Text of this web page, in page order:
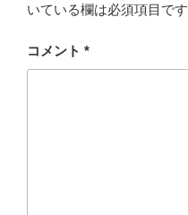
いている欄は必須項目です
コメント *